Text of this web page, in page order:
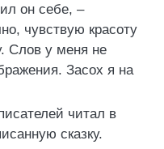
он себе, –
чувствую красоту
Слов у меня не
Засох я на
читал в
сказку.